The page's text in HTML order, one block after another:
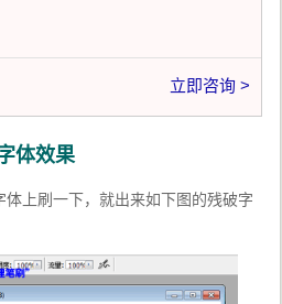
立即咨询 >
体效果
体上刷一下，就出来如下图的残破字